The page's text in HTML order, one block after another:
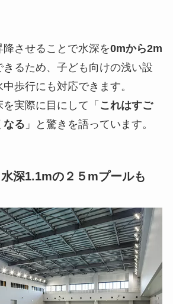
降させることで水深を0mから2m
きるため、子ども向けの浅い設
歩行にも対応できます。
実際に目にして「 これはすご
なる 」と驚きを語っています。
水深1.1mの２５mプールも